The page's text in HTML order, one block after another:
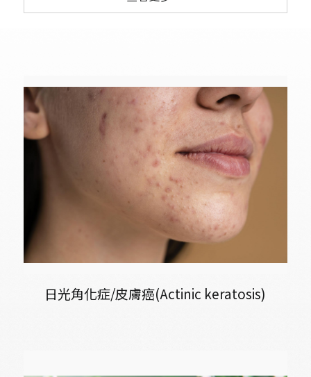
新藥開發
護眼保健品開發
洗腎患者尿毒搔癢症及廔管栓塞外用產品開發
高齡族群產品開發
日光角化症/皮膚癌(Actinic keratosis)